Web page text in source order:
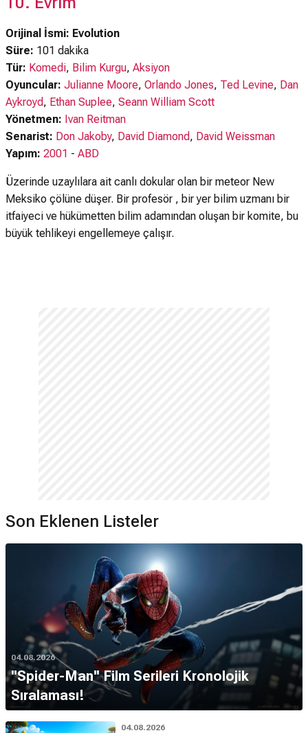
Orijinal İsmi: Evolution
Süre: 101 dakika
Tür: Komedi, Bilim Kurgu, Aksiyon
Oyuncular: Julianne Moore, Orlando Jones, Ted Levine, Dan
Aykroyd, Ethan Suplee, Seann William Scott
Yönetmen: Ivan Reitman
Senarist: Don Jakoby, David Diamond, David Weissman
Yapım: 2001 - ABD
Üzerinde uzaylılara ait canlı dokular olan bir meteor New
Meksiko çölüne düşer. Bir profesör , bir yer bilim uzmanı bir
itfaiyeci ve hükümetten bilim adamından oluşan bir komite, bu
büyük tehlikeyi engellemeye çalışır.
Son Eklenen Listeler
04.08.2026
''Spider-Man'' Film Serileri Kronolojik
Sıralaması!
04.08.2026